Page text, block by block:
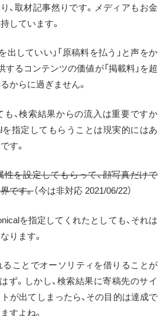
、取材記事然りです。メディアもお金
しています。
出していい」「原稿料を払う」と声をか
するコンテンツの価値が「掲載料」を超
からに過ぎません。
、検索結果からの流入は重要ですか
を指定してもらうことは現実的にはあ
す。
性を設定してもらって、顔写真だけで
です。（今は非対応 2021/06/22）
を指定してくれたとしても、それは
ります。
ことでオーソリティを借りることが
ず。しかし、検索結果に寄稿先のサイ
が出てしまったら、その目的は達成で
すよね。